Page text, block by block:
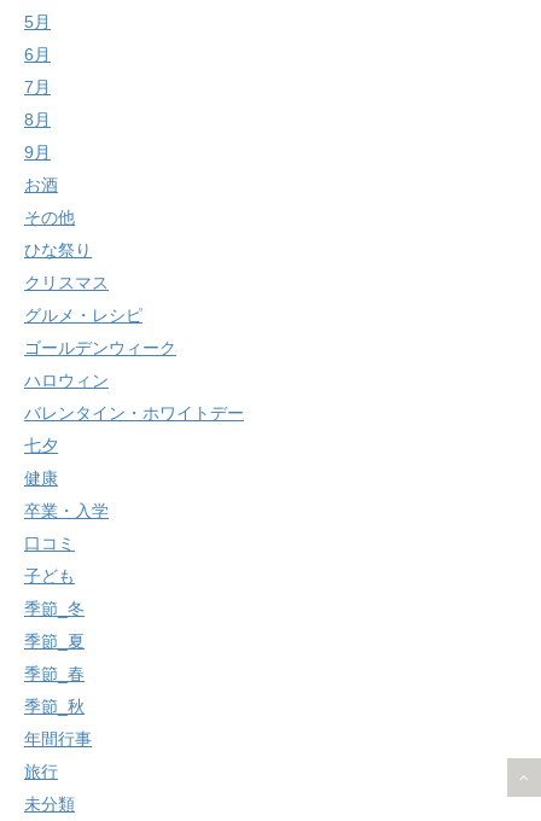
5月
6月
7月
8月
9月
お酒
その他
ひな祭り
クリスマス
グルメ・レシピ
ゴールデンウィーク
ハロウィン
バレンタイン・ホワイトデー
七夕
健康
卒業・入学
口コミ
子ども
季節_冬
季節_夏
季節_春
季節_秋
年間行事
旅行
未分類